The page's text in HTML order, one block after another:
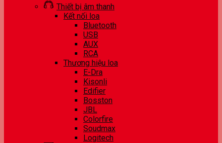
Thiết bị âm thanh
Kết nối loa
Bluetooth
USB
AUX
RCA
Thương hiệu loa
E-Dra
Kisonli
Edifier
Bosston
JBL
Colorfire
Soudmax
Logitech